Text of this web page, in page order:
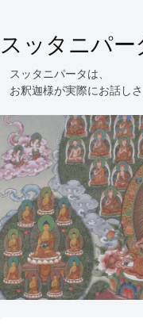
スッタニパー